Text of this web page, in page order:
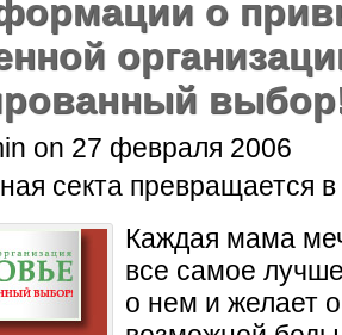
о
on 27 февраля 2006
секта превращается
Каждая мама
все самое
о нем и желает